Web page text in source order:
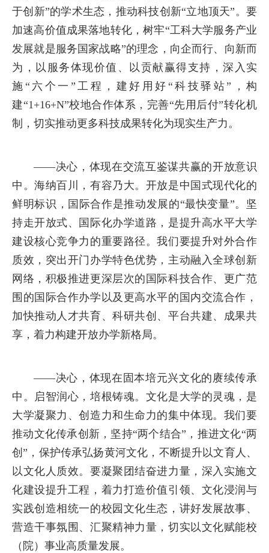
于创新”的学术生态，推动科技创新“立地顶天”。要
加速高价值成果落地转化，树牢“工科大学服务产业
发展就是服务国家战略”的理念，向企而行、向新而
为，以服务体现价值、以贡献赢得支持，深入实
施“六个一”工程，建好用好“科技驿站”，构
建“1+16+N”校地合作体系，完善“先用后付”转化机
制，切实推动更多科技成果转化为现实生产力。
——决心，体现在交流互鉴谋共赢的开放意识
中。海纳百川，有容乃大。开放是中国式现代化的
鲜明标识，国际合作是推动发展的“最快变量”。坚
持走开放式、国际化办学道路，是提升高水平大学
建设核心竞争力的重要路径。我们要提升对外合作
质效，突出开门办学特色优势，主动融入全球创新
网络，积极推进更深层次的国际科技合作、更广范
围的国际合作办学以及更高水平的国内交流合作，
加快推动人才共育、科研共创、平台共建、成果共
享，着力构建开放办学新格局。
——决心，体现在固本培元兴文化的赓续传承
中。启智润心，培根铸魂。文化是大学的灵魂，是
大学凝聚力、创造力和生命力的集中体现。我们要
推动文化传承创新，坚持“两个结合”，推进文化“两
创”，保护传承弘扬黄河文化，不断提升以文育人、
以文化人质效。要凝聚团结奋进力量，深入实施文
化建设提升工程，着力打造价值引领、文化浸润与
实践创造相统一的校园文化生态，讲好发展故事、
营造干事氛围、汇聚精神力量，切实以文化赋能校
（院）事业高质量发展。